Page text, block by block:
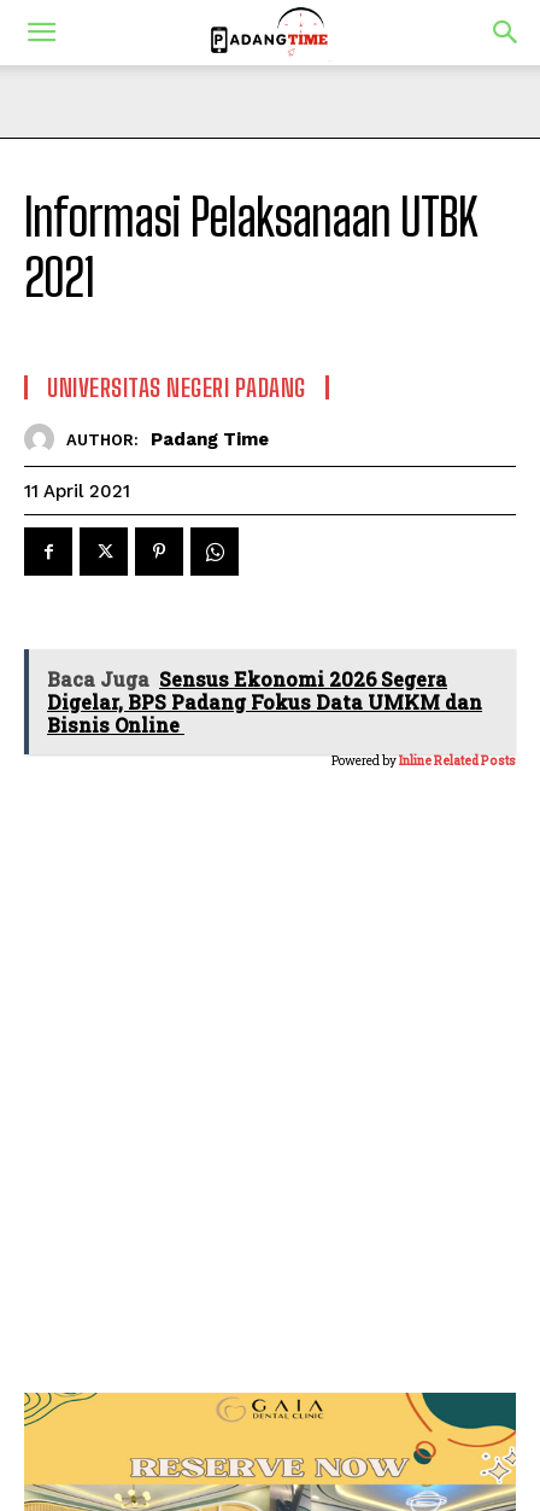
Informasi Pelaksanaan UTBK
2021
UNIVERSITAS NEGERI PADANG
AUTHOR: Padang Time
11 April 2021
Baca Juga Sensus Ekonomi 2026 Segera
Digelar, BPS Padang Fokus Data UMKM dan
Bisnis Online
Powered byInline Related Posts